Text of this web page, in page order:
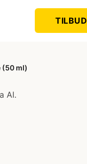
TILBUD
(50 ml)
AI.